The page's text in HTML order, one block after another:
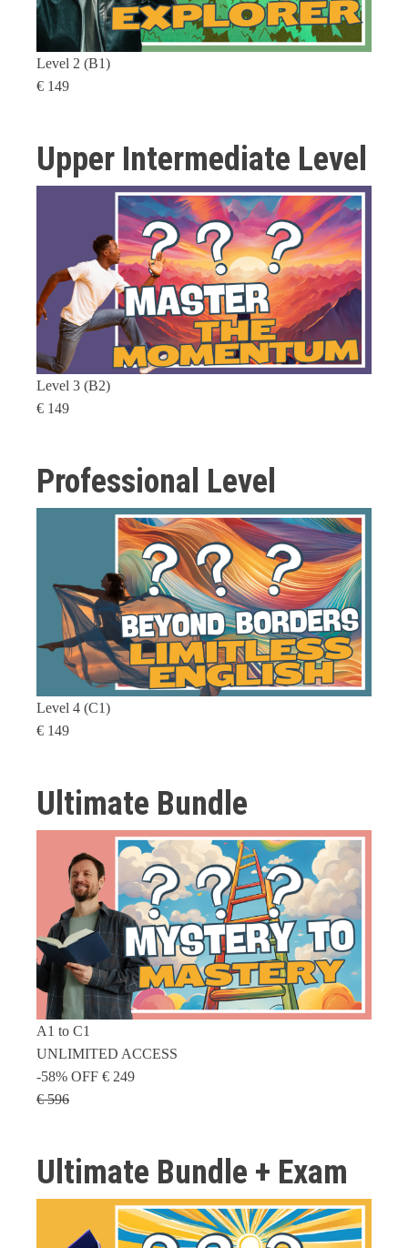
Level 2 (B1)
€ 149
Upper Intermediate Level
Level 3 (B2)
€ 149
Professional Level
Level 4 (C1)
€ 149
Ultimate Bundle
A1 to C1
UNLIMITED ACCESS
-58% OFF € 249
€ 596
Ultimate Bundle + Exam